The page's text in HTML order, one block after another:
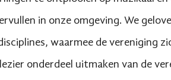
in onze omgeving. We
waarmee de vereniging
onderdeel uitmaken van de